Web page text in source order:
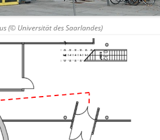
(© Universität des Saarlandes)